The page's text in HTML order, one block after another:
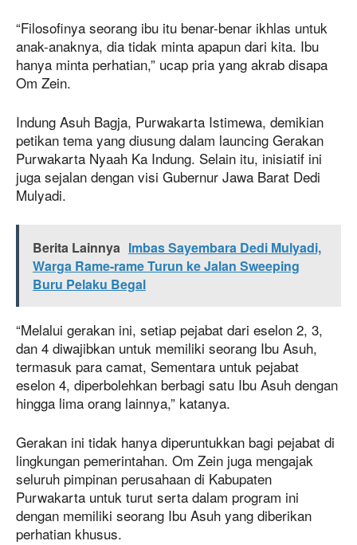
“Filosofinya seorang ibu itu benar-benar ikhlas untuk
anak-anaknya, dia tidak minta apapun dari kita. Ibu
hanya minta perhatian,” ucap pria yang akrab disapa
Om Zein.
Indung Asuh Bagja, Purwakarta Istimewa, demikian
petikan tema yang diusung dalam launcing Gerakan
Purwakarta Nyaah Ka Indung. Selain itu, inisiatif ini
juga sejalan dengan visi Gubernur Jawa Barat Dedi
Mulyadi.
Berita Lainnya Imbas Sayembara Dedi Mulyadi,
Warga Rame-rame Turun ke Jalan Sweeping
Buru Pelaku Begal
“Melalui gerakan ini, setiap pejabat dari eselon 2, 3,
dan 4 diwajibkan untuk memiliki seorang Ibu Asuh,
termasuk para camat, Sementara untuk pejabat
eselon 4, diperbolehkan berbagi satu Ibu Asuh dengan
hingga lima orang lainnya,” katanya.
Gerakan ini tidak hanya diperuntukkan bagi pejabat di
lingkungan pemerintahan. Om Zein juga mengajak
seluruh pimpinan perusahaan di Kabupaten
Purwakarta untuk turut serta dalam program ini
dengan memiliki seorang Ibu Asuh yang diberikan
perhatian khusus.